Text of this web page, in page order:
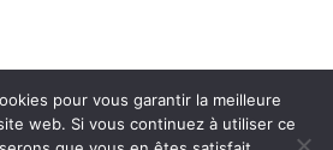
Flexmind: Blog Actu de référence.
pour vous garantir la meilleure
web. Si vous continuez à utiliser ce